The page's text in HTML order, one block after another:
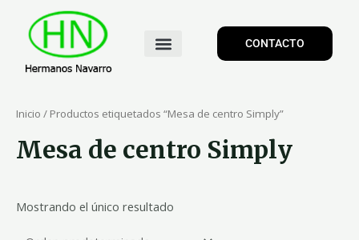
CONTACTO
Inicio / Productos etiquetados “Mesa de centro Simply”
Mesa de centro Simply
Mostrando el único resultado